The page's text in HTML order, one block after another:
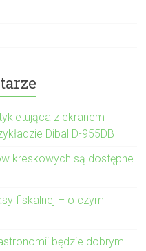
z ekranem
Dibal D-955DB
kreskowych są dostępne
fiskalnej – o czym
będzie dobrym